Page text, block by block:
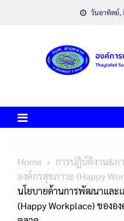
วันอาทิตย์,
Home
การปฏิบัติงาน&ก
องค์กรสุขภาวะ (Happy
นโยบายด้านการพัฒนาและ
(Happy Workplace) ของอ